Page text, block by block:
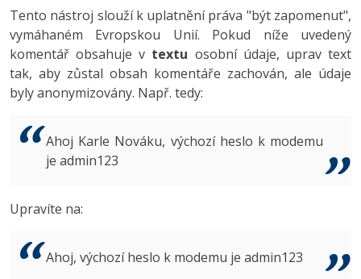
UML a návrhové vzory
React
Spring
ASP.NET MVC
Best practices
HTML / CSS
UML a návrhové vzory
MySQL/MariaDB
MS-SQL
Tester
Systémový administrátor
3D grafik
Copywriter
Swift -80%
Kotlin -80%
VB.NET
Algoritmy -41%
SEO
UX
Business
Copywriting
Adobe XD
Adobe InDesign -25%
Adobe After Effects
Inkscape
Tento nástroj slouží k uplatnění práva "být zapomenut",
vymáhaném Evropskou Unií. Pokud níže uvedený
komentář obsahuje v textu osobní údaje, uprav text
tak, aby zůstal obsah komentáře zachován, ale údaje
byly anonymizovány. Např. tedy:
Ahoj Karle Nováku, výchozí heslo k modemu
je admin123
Upravíte na:
Ahoj, výchozí heslo k modemu je admin123